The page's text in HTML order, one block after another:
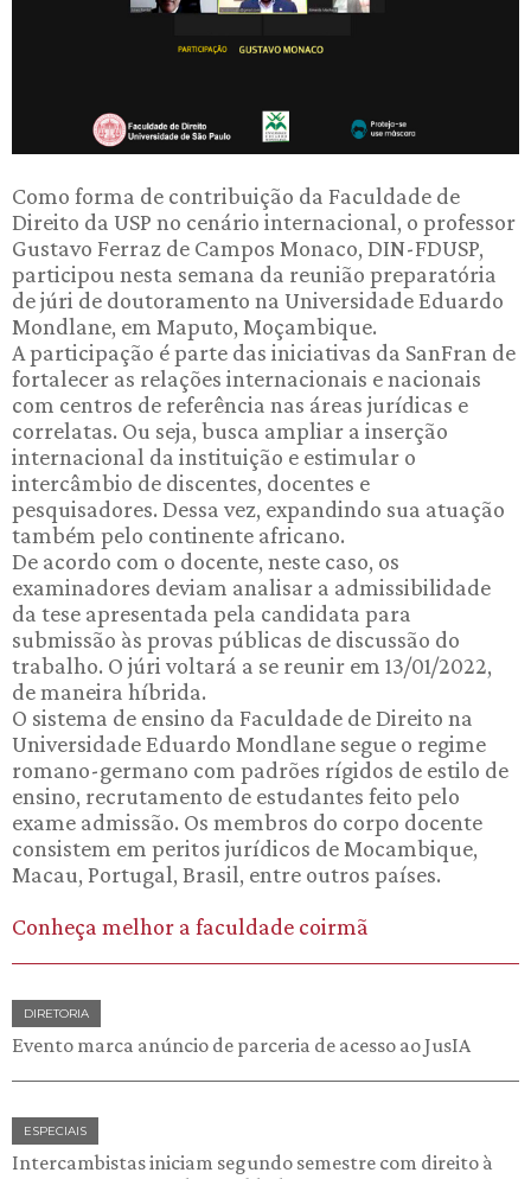
Como forma de contribuição da Faculdade de
Direito da USP no cenário internacional, o professor
Gustavo Ferraz de Campos Monaco, DIN-FDUSP,
participou nesta semana da reunião preparatória
de júri de doutoramento na Universidade Eduardo
Mondlane, em Maputo, Moçambique.
A participação é parte das iniciativas da SanFran de
fortalecer as relações internacionais e nacionais
com centros de referência nas áreas jurídicas e
correlatas. Ou seja, busca ampliar a inserção
internacional da instituição e estimular o
intercâmbio de discentes, docentes e
pesquisadores. Dessa vez, expandindo sua atuação
também pelo continente africano.
De acordo com o docente, neste caso, os
examinadores deviam analisar a admissibilidade
da tese apresentada pela candidata para
submissão às provas públicas de discussão do
trabalho. O júri voltará a se reunir em 13/01/2022,
de maneira híbrida.
O sistema de ensino da Faculdade de Direito na
Universidade Eduardo Mondlane segue o regime
romano-germano com padrões rígidos de estilo de
ensino, recrutamento de estudantes feito pelo
exame admissão. Os membros do corpo docente
consistem em peritos jurídicos de Mocambique,
Macau, Portugal, Brasil, entre outros países.
Conheça melhor a faculdade coirmã
DIRETORIA
Evento marca anúncio de parceria de acesso ao JusIA
ESPECIAIS
Intercambistas iniciam segundo semestre com direito à